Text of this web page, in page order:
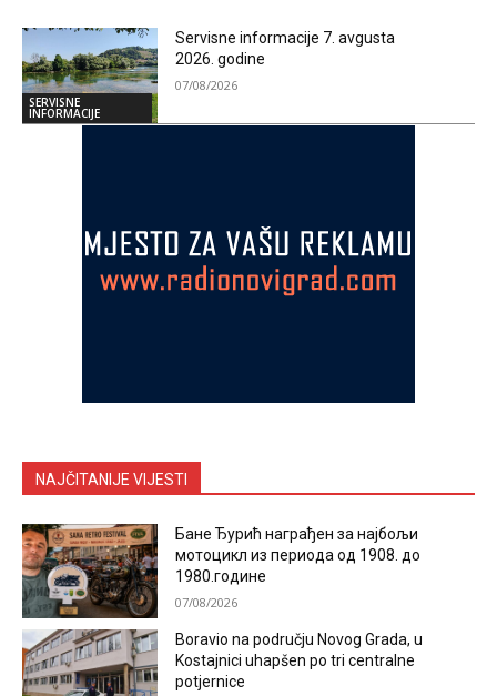
SERVISNE
INFORMACIJE
Servisne informacije 7. avgusta
2026. godine
07/08/2026
NAJČITANIJE VIJESTI
Бане Ђурић награђен за најбољи
мотоцикл из периода од 1908. до
1980.године
07/08/2026
Boravio na području Novog Grada, u
Kostajnici uhapšen po tri centralne
potjernice